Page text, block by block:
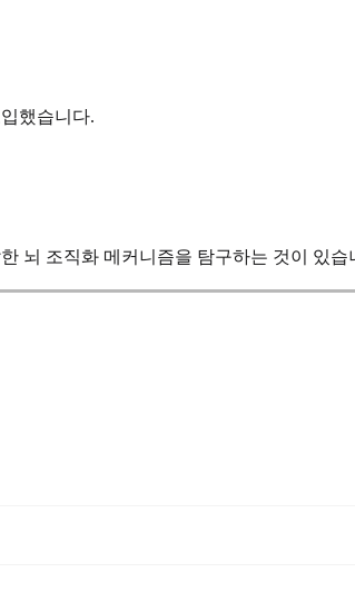
했습니다.
뇌 조직화 메커니즘을 탐구하는 것이 있습